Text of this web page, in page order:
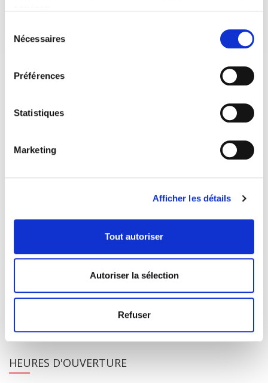
Nécessaires
Préférences
Statistiques
Marketing
Afficher les détails
Tout autoriser
Autoriser la sélection
Refuser
1073 route de l'Église, Québec, QC G1V 3W2
Obtenir l’itinéraire
info@librairielaliberte.com
HEURES D'OUVERTURE